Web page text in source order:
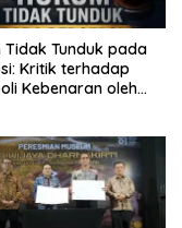
Tidak Tunduk pada
Kritik terhadap
Kebenaran oleh